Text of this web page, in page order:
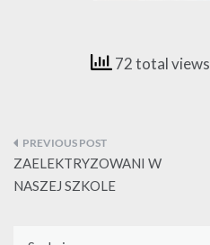
72 total views
Nawigacja
wpisu
ZAELEKTRYZOWANI W
NASZEJ SZKOLE